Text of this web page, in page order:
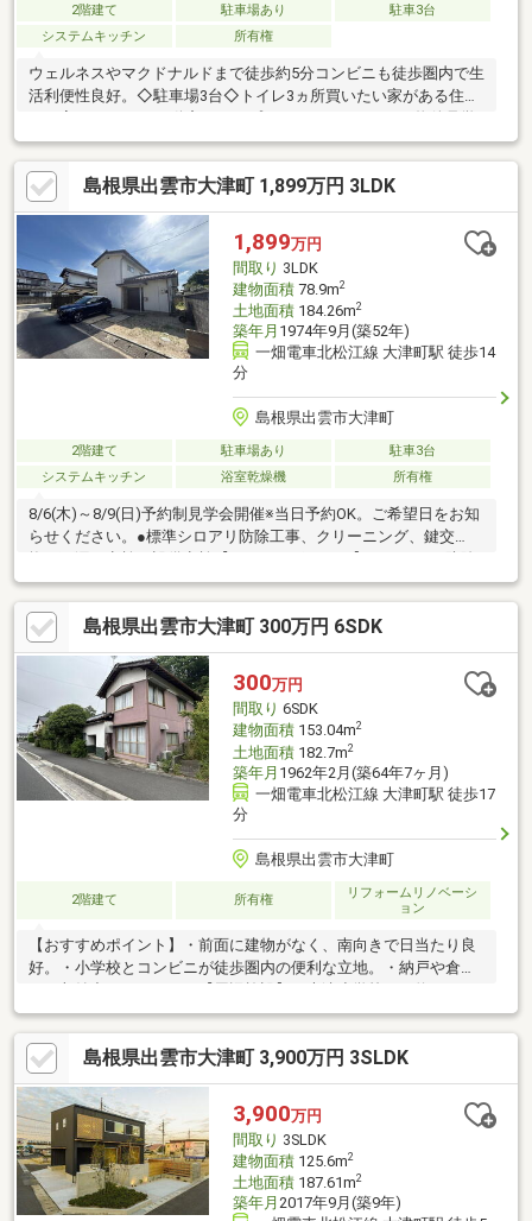
2階建て 駐車場あり
駐車3台
システムキッチン
所有権
ウェルネスやマクドナルドまで徒歩約5分コンビニも徒歩圏内で生
活利便性良好。◇駐車場3台◇トイレ3ヵ所買いたい家がある住み
のご希望はお気軽にお申し付けください！ TEL：0853-31-
8980━━━━━━━━■■■
島根県出雲市大津町 1,899万円 3LDK
1,899万円
間取り 3LDK
建物面積78.9m2
土地面積184.26m2
築年月 1974年9月(築52年)
一畑電車北松江線 大津町駅 徒歩14
分
島根県出雲市大津町
2階建て 駐車場あり
駐車3台
システムキッチン
浴室乾燥機 所有権
8/6(木)～8/9(日)予約制見学会開催※当日予約OK。ご希望日をお知
らせください。●標準シロアリ防除工事、クリーニング、鍵交
工事施工後5年間保証。・雨漏り、構造上主要な部分の欠陥や・腐
食、給排水管の故障や漏水についてお引渡しより２年間保証。・
お客様に合わせたローンの組み方や金融機関をご提案。住宅ロー
ンが初めての方でもお気軽にご相談ください。
島根県出雲市大津町 300万円 6SDK
300万円
間取り 6SDK
建物面積153.04m2
土地面積182.7m2
築年月 1962年2月(築64年7ヶ月)
一畑電車北松江線 大津町駅 徒歩17
分
島根県出雲市大津町
2階建て 所有権
リフォームリノベーシ
ョン
【おすすめポイント】・前面に建物がなく、南向きで日当たり良
好。・小学校とコンビニが徒歩圏内の便利な立地。・納戸や倉庫
（徒歩約18分）・第一中学校まで約900m（徒歩約12分）・ファ
ミリーマートJAいずも大津店まで約650m（徒歩約9分）・マック
スバリュ塩冶店まで約2500ｍ（車で約5分）・出雲市役所まで約
3100ｍ（約8分）・一の谷公園 児童公園まで約1100ｍ（徒歩約
14分）
島根県出雲市大津町 3,900万円 3SLDK
3,900万円
間取り 3SLDK
建物面積125.6m2
土地面積187.61m2
築年月 2017年9月(築9年)